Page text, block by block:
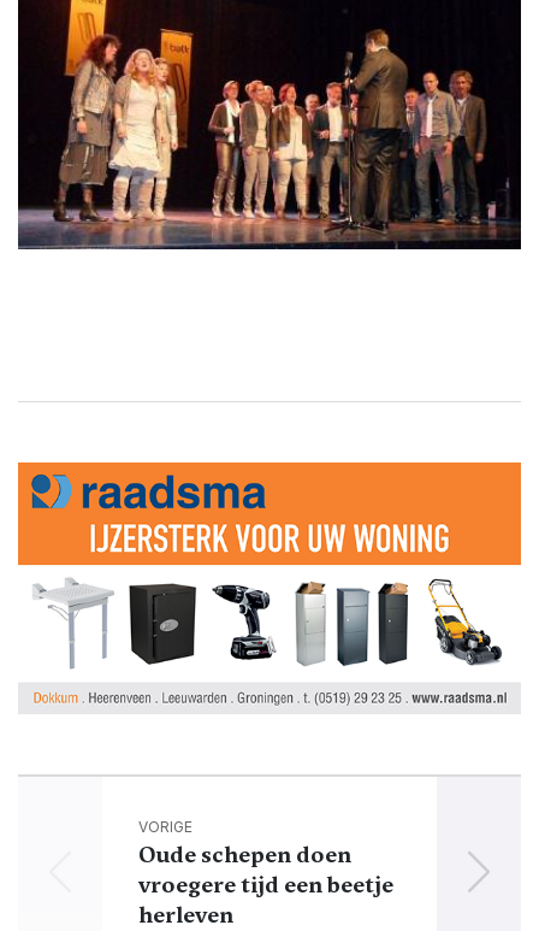
VORIGE
Oude schepen doen
vroegere tijd een beetje
herleven